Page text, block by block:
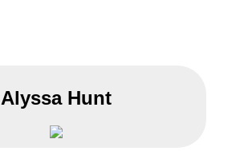
Alyssa Hunt